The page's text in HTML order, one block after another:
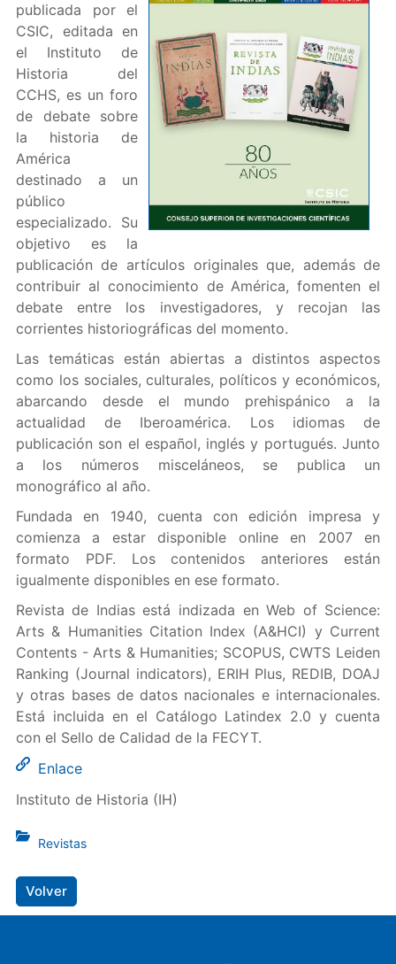
publicada por el
CSIC, editada en
el Instituto de
Historia del
CCHS, es un foro
de debate sobre
la historia de
América
destinado a un
público
especializado. Su
objetivo es la
publicación de artículos originales que, además de
contribuir al conocimiento de América, fomenten el
debate entre los investigadores, y recojan las
corrientes historiográficas del momento.
Las temáticas están abiertas a distintos aspectos
como los sociales, culturales, políticos y económicos,
abarcando desde el mundo prehispánico a la
actualidad de Iberoamérica. Los idiomas de
publicación son el español, inglés y portugués. Junto
a los números misceláneos, se publica un
monográfico al año.
Fundada en 1940, cuenta con edición impresa y
comienza a estar disponible online en 2007 en
formato PDF. Los contenidos anteriores están
igualmente disponibles en ese formato.
Revista de Indias está indizada en Web of Science:
Arts & Humanities Citation Index (A&HCI) y Current
Contents - Arts & Humanities; SCOPUS, CWTS Leiden
Ranking (Journal indicators), ERIH Plus, REDIB, DOAJ
y otras bases de datos nacionales e internacionales.
Está incluida en el Catálogo Latindex 2.0 y cuenta
con el Sello de Calidad de la FECYT.
Enlace
Instituto de Historia (IH)
Revistas
Volver